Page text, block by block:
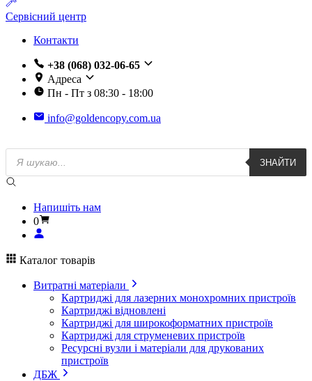
Сервісний центр
Контакти
+38 (068) 032-06-65
Адреса
Пн - Пт з 08:30 - 18:00
info@goldencopy.com.ua
Пошук
товарів
ЗНАЙТИ
Напишіть нам
0
Каталог товарів
Витратні матеріали
Картриджі для лазерних монохромних пристроїв
Картриджі відновлені
Картриджі для широкоформатних пристроїв
Картриджі для струменевих пристроїв
Ресурсні вузли і матеріали для друкованих
пристроїв
ДБЖ